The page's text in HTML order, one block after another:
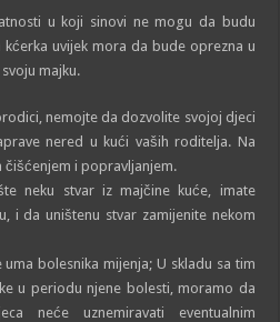
u koji sinovi ne mogu da budu
uvijek mora da bude oprezna u
majku.
nemojte da dozvolite svojoj djeci
nered u kući vaših roditelja. Na
čišćenjem i popravljanjem.
neku stvar iz majčine kuće, imate
i da uništenu stvar zamijenite nekom
bolesnika mijenja; U skladu sa tim
u periodu njene bolesti, moramo da
neće uznemiravati eventualnim